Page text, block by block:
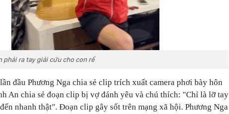
phải ra tay giải cứu cho con rể
đầu Phương Nga chia sẻ clip trích xuất camera phơi bày hôn
An chia sẻ đoạn clip bị vợ đánh yêu và chú thích: "Chỉ là lỡ tay
nhanh thật". Đoạn clip gây sốt trên mạng xã hội. Phương Nga